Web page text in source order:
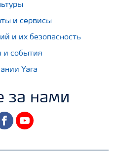
и сервисы
и их безопасность
и события
Yara
за нами
youtube